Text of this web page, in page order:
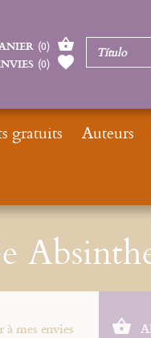
mes envies
(0)
(0)
gratuits Auteurs